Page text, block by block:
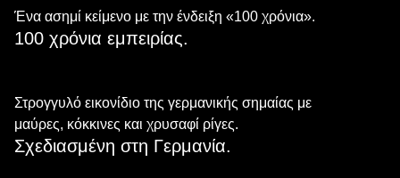
Ένα ασημί κείμενο με την ένδειξη «100 χρόνια».
100 χρόνια εμπειρίας.
Στρογγυλό εικονίδιο της γερμανικής σημαίας με
μαύρες, κόκκινες και χρυσαφί ρίγες.
Σχεδιασμένη στη Γερμανία.